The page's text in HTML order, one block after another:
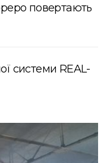
повертають
системи REAL-